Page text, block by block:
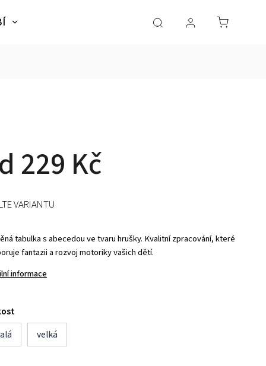
SLADKÉ SNY Dárky pro
229 Kč
tabulka s abecedou ve tvaru hrušky. Kvalitní zpracování, které
fantazii a rozvoj motoriky vašich dětí.
informace
velká
VARIANTU